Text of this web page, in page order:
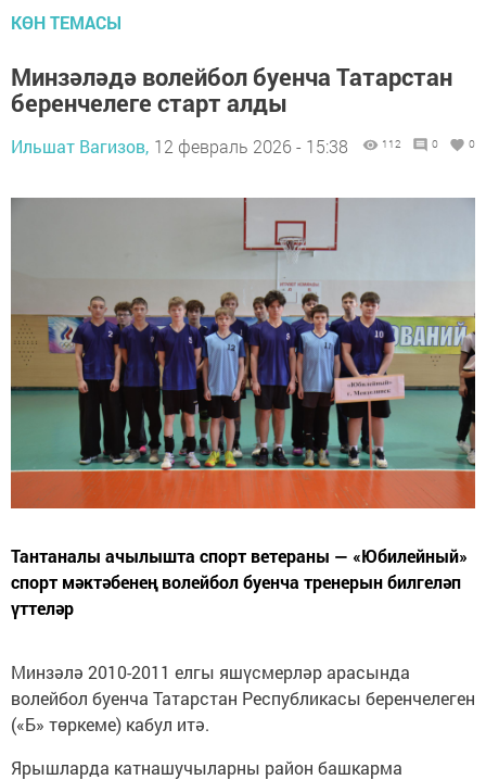
КӨН ТЕМАСЫ
Минзәләдә волейбол буенча Татарстан
беренчелеге старт алды
Ильшат Вагизов, 12 февраль 2026 - 15:38 112 0 0
Тантаналы ачылышта спорт ветераны — «Юбилейный»
спорт мәктәбенең волейбол буенча тренерын билгеләп
үттеләр
Минзәлә 2010-2011 елгы яшүсмерләр арасында
волейбол буенча Татарстан Республикасы беренчелеген
(«Б» төркеме) кабул итә.
Ярышларда катнашучыларны район башкарма